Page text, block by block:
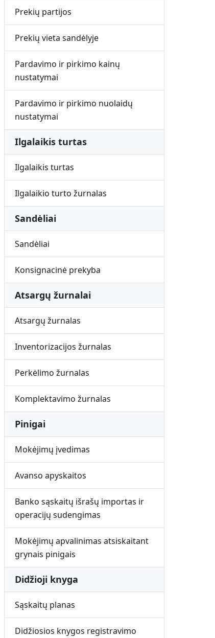
Prekių partijos
Prekių vieta sandėlyje
Pardavimo ir pirkimo kainų
nustatymai
Pardavimo ir pirkimo nuolaidų
nustatymai
Ilgalaikis turtas
Ilgalaikis turtas
Ilgalaikio turto žurnalas
Sandėliai
Sandėliai
Konsignacinė prekyba
Atsargų žurnalai
Atsargų žurnalas
Inventorizacijos žurnalas
Perkėlimo žurnalas
Komplektavimo žurnalas
Pinigai
Mokėjimų įvedimas
Avanso apyskaitos
Banko sąskaitų išrašų importas ir
operacijų sudengimas
Mokėjimų apvalinimas atsiskaitant
grynais pinigais
Didžioji knyga
Sąskaitų planas
Didžiosios knygos registravimo